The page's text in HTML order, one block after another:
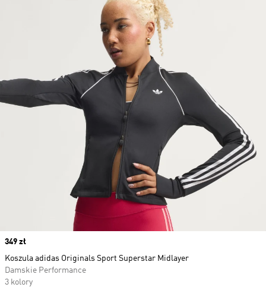
Price
349 zł
Koszula adidas Originals Sport Superstar Midlayer
Damskie Performance
3 kolory